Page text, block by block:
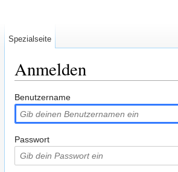
Anmelden
Benutzername
Passwort
Spezialseite